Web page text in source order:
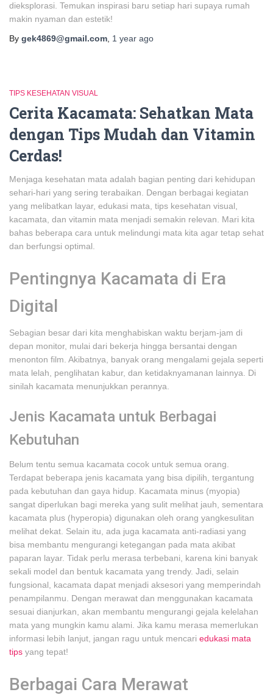
dieksplorasi. Temukan inspirasi baru setiap hari supaya rumah
makin nyaman dan estetik!
By gek4869@gmail.com 1 year ago
TIPS KESEHATAN VISUAL
Cerita Kacamata: Sehatkan Mata
dengan Tips Mudah dan Vitamin
Cerdas!
Menjaga kesehatan mata adalah bagian penting dari kehidupan
sehari-hari yang sering terabaikan. Dengan berbagai kegiatan
yang melibatkan layar, edukasi mata, tips kesehatan visual,
kacamata, dan vitamin mata menjadi semakin relevan. Mari kita
bahas beberapa cara untuk melindungi mata kita agar tetap sehat
dan berfungsi optimal.
Pentingnya Kacamata di Era
Digital
Sebagian besar dari kita menghabiskan waktu berjam-jam di
depan monitor, mulai dari bekerja hingga bersantai dengan
menonton film. Akibatnya, banyak orang mengalami gejala seperti
mata lelah, penglihatan kabur, dan ketidaknyamanan lainnya. Di
sinilah kacamata menunjukkan perannya.
Jenis Kacamata untuk Berbagai
Kebutuhan
Belum tentu semua kacamata cocok untuk semua orang.
Terdapat beberapa jenis kacamata yang bisa dipilih, tergantung
pada kebutuhan dan gaya hidup. Kacamata minus (myopia)
sangat diperlukan bagi mereka yang sulit melihat jauh, sementara
kacamata plus (hyperopia) digunakan oleh orang yangkesulitan
melihat dekat. Selain itu, ada juga kacamata anti-radiasi yang
bisa membantu mengurangi ketegangan pada mata akibat
paparan layar. Tidak perlu merasa terbebani, karena kini banyak
sekali model dan bentuk kacamata yang trendy. Jadi, selain
fungsional, kacamata dapat menjadi aksesori yang memperindah
penampilanmu. Dengan merawat dan menggunakan kacamata
sesuai dianjurkan, akan membantu mengurangi gejala kelelahan
mata yang mungkin kamu alami. Jika kamu merasa memerlukan
informasi lebih lanjut, jangan ragu untuk mencari edukasi mata
tips yang tepat!
Berbagai Cara Merawat